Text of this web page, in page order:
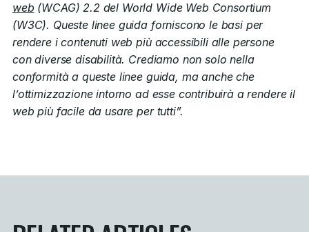
web (WCAG) 2.2 del World Wide Web Consortium
(W3C). Queste linee guida forniscono le basi per
rendere i contenuti web più accessibili alle persone
con diverse disabilità. Crediamo non solo nella
conformità a queste linee guida, ma anche che
l’ottimizzazione intorno ad esse contribuirà a rendere il
web più facile da usare per tutti”.